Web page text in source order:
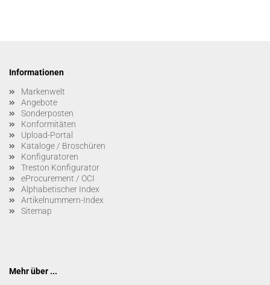
Informationen
Markenwelt
Angebote
Sonderposten
Konformitäten
Upload-Portal
Kataloge / Broschüren
Konfiguratoren
Treston Konfigurator
eProcurement / OCI
Alphabetischer Index
Artikelnummern-Index
Sitemap
Mehr über ...